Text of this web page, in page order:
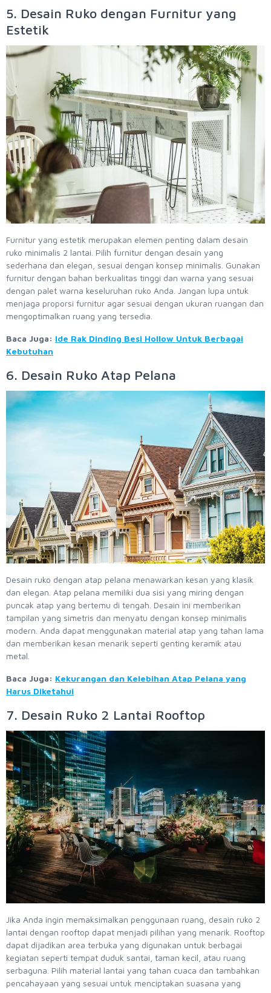
5. Desain Ruko dengan Furnitur yang
Estetik
Furnitur yang estetik merupakan elemen penting dalam desain
ruko minimalis 2 lantai. Pilih furnitur dengan desain yang
sederhana dan elegan, sesuai dengan konsep minimalis. Gunakan
furnitur dengan bahan berkualitas tinggi dan warna yang sesuai
dengan palet warna keseluruhan ruko Anda. Jangan lupa untuk
menjaga proporsi furnitur agar sesuai dengan ukuran ruangan dan
mengoptimalkan ruang yang tersedia.
Baca Juga: Ide Rak Dinding Besi Hollow Untuk Berbagai
Kebutuhan
6. Desain Ruko Atap Pelana
Desain ruko dengan atap pelana menawarkan kesan yang klasik
dan elegan. Atap pelana memiliki dua sisi yang miring dengan
puncak atap yang bertemu di tengah. Desain ini memberikan
tampilan yang simetris dan menyatu dengan konsep minimalis
modern. Anda dapat menggunakan material atap yang tahan lama
dan memberikan kesan menarik seperti genting keramik atau
metal.
Baca Juga: Kekurangan dan Kelebihan Atap Pelana yang
Harus Diketahui
7. Desain Ruko 2 Lantai Rooftop
Jika Anda ingin memaksimalkan penggunaan ruang, desain ruko 2
lantai dengan rooftop dapat menjadi pilihan yang menarik. Rooftop
dapat dijadikan area terbuka yang digunakan untuk berbagai
kegiatan seperti tempat duduk santai, taman kecil, atau ruang
serbaguna. Pilih material lantai yang tahan cuaca dan tambahkan
pencahayaan yang sesuai untuk menciptakan suasana yang